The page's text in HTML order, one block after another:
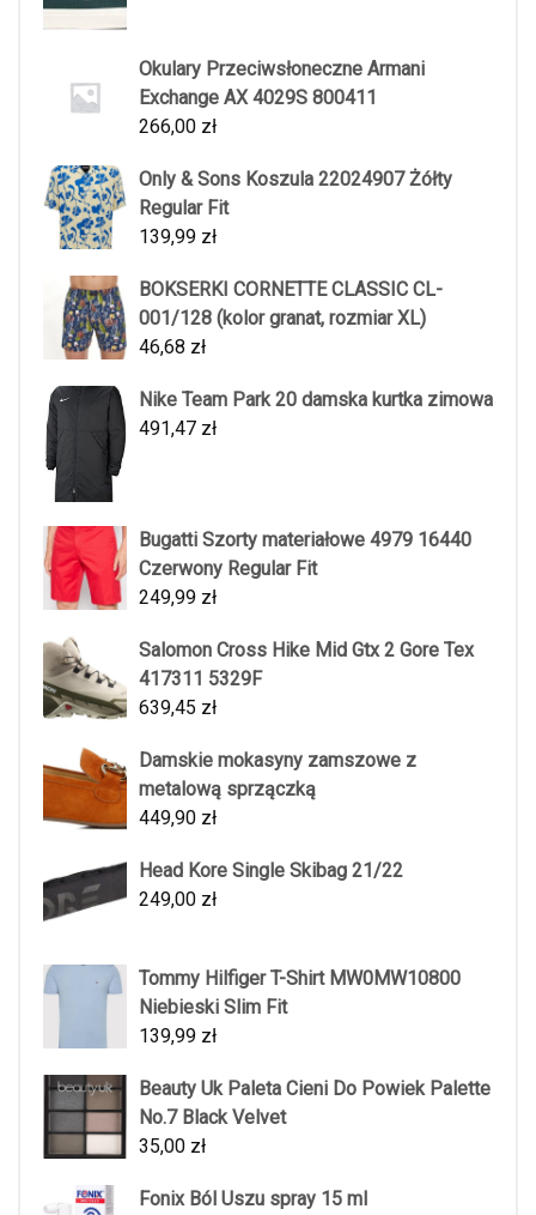
Okulary Przeciwsłoneczne Armani
Exchange AX 4029S 800411
266,00 zł
Only & Sons Koszula 22024907 Żółty
Regular Fit
139,99 zł
BOKSERKI CORNETTE CLASSIC CL-
001/128 (kolor granat, rozmiar XL)
46,68 zł
Nike Team Park 20 damska kurtka zimowa
491,47 zł
Bugatti Szorty materiałowe 4979 16440
Czerwony Regular Fit
249,99 zł
Salomon Cross Hike Mid Gtx 2 Gore Tex
417311 5329F
639,45 zł
Damskie mokasyny zamszowe z
metalową sprzączką
449,90 zł
Head Kore Single Skibag 21/22
249,00 zł
Tommy Hilfiger T-Shirt MW0MW10800
Niebieski Slim Fit
139,99 zł
Beauty Uk Paleta Cieni Do Powiek Palette
No.7 Black Velvet
35,00 zł
Fonix Ból Uszu spray 15 ml